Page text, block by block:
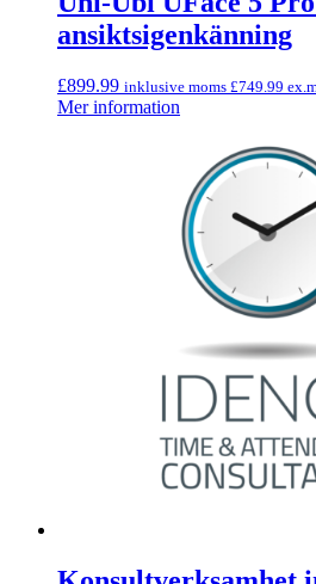
ansiktsigenkänning
£899.99 inklusive moms £749.99
Mer information